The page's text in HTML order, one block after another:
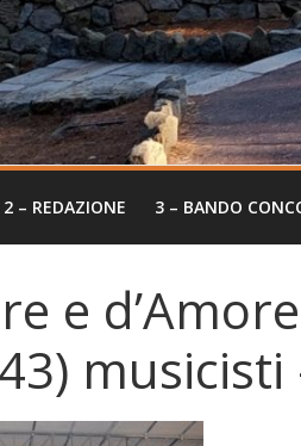
2 – REDAZIONE 3 – BANDO
e